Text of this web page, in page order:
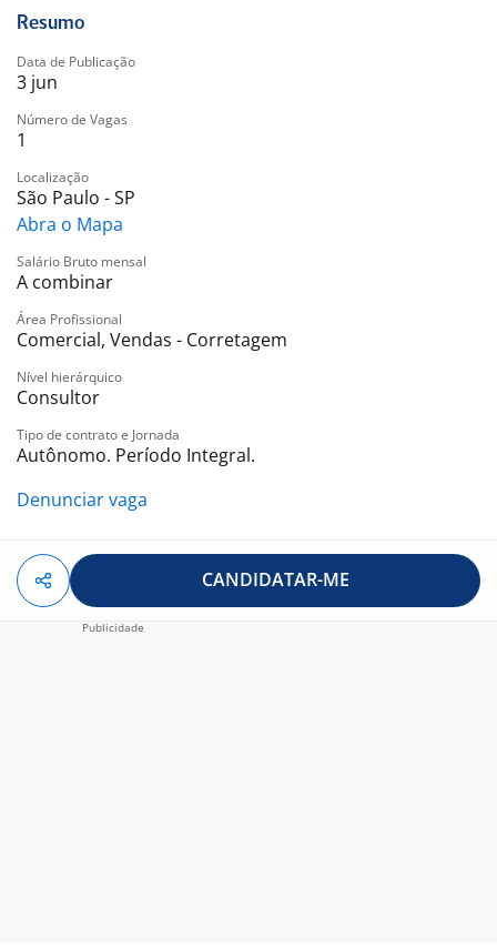
Resumo
Data de Publicação
3 jun
Número de Vagas
1
Localização
São Paulo - SP
Abra o Mapa
Salário Bruto mensal
A combinar
Área Profissional
Comercial, Vendas - Corretagem
Nível hierárquico
Consultor
Tipo de contrato e Jornada
Autônomo. Período Integral.
Denunciar vaga
CANDIDATAR-ME